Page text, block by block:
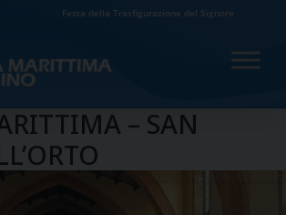
Festa della Trasfigurazione del Signore
– SAN